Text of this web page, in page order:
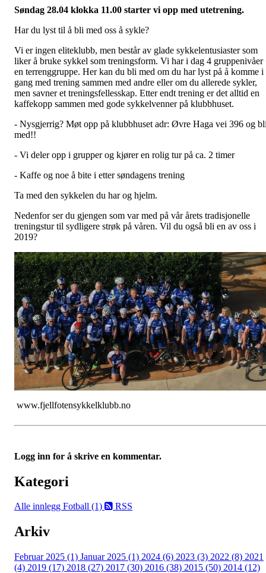
Søndag 28.04 klokka 11.00 starter vi opp med utetrening.
Har du lyst til å bli med oss å sykle?
Vi er ingen eliteklubb, men består av glade sykkelentusiaster som
liker å bruke sykkel som treningsform. Vi har i dag 4 gruppenivåer
en terrenggruppe. Her kan du bli med om du har lyst på å komme i
gang med trening sammen med andre eller om du allerede sykler,
men savner et treningsfellesskap. Etter endt trening er det alltid en
kaffekopp sammen med gode sykkelvenner på klubbhuset.
- Nysgjerrig? Møt opp på klubbhuset adr: Øvre Haga vei 396 og
med!!
- Vi deler opp i grupper og kjører en rolig tur på ca. 2 timer
- Kaffe og noe å bite i etter søndagens trening
Ta med den sykkelen du har og hjelm.
Nedenfor ser du gjengen som var med på vår årets tradisjonelle
treningstur til sydligere strøk på våren. Vil du også bli en av oss i
2019?
www.fjellfotensykkelklubb.no
Logg inn for å skrive en kommentar.
Kategori
Alle innlegg Fotball (1) RSS
Arkiv
Februar 2025 (1) Januar 2025 (1) 2024 (6) 2023 (3) 2022 (8) 2021
(4) 2019 (17) 2018 (27) 2017 (30) 2016 (38) 2015 (50) 2014 (12)